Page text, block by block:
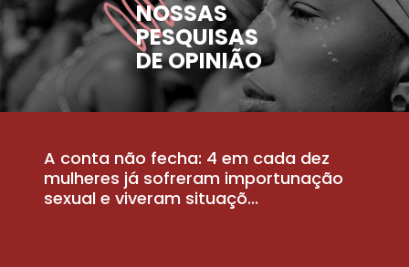
NOSSAS
PESQUISAS
DE OPINIÃO
A conta não fecha: 4 em cada dez
mulheres já sofreram importunação
sexual e viveram situaçõ...